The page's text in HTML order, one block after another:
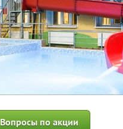
Вопросы по акции